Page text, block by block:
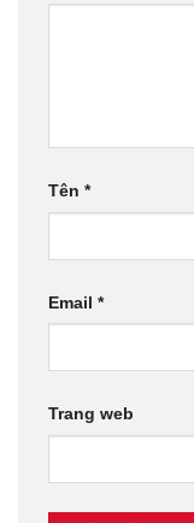
Tên *
Email *
Trang web